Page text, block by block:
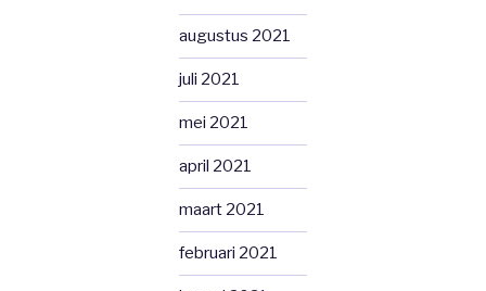
augustus 2021
juli 2021
mei 2021
april 2021
maart 2021
februari 2021